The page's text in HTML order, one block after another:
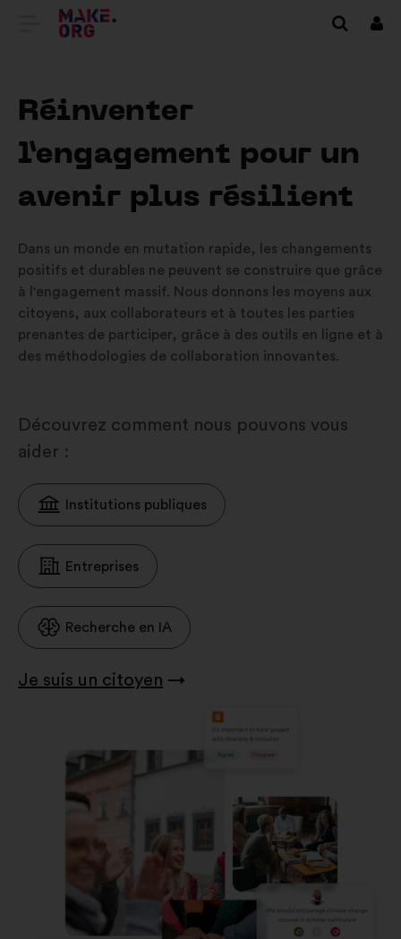
ALLER
L'ACCUEIL
DU
SITE
MAKE.ORG
Se
Réinventer
l’engagement pour un
avenir plus résilient
Dans un monde en mutation rapide, les changements
positifs et durables ne peuvent se construire que grâce
à l'engagement massif. Nous donnons les moyens aux
citoyens, aux collaborateurs et à toutes les parties
prenantes de participer, grâce à des outils en ligne et à
des méthodologies de collaboration innovantes.
Découvrez comment nous pouvons vous
aider :
Institutions publiques
Entreprises
Recherche en IA
Je suis un citoyen →